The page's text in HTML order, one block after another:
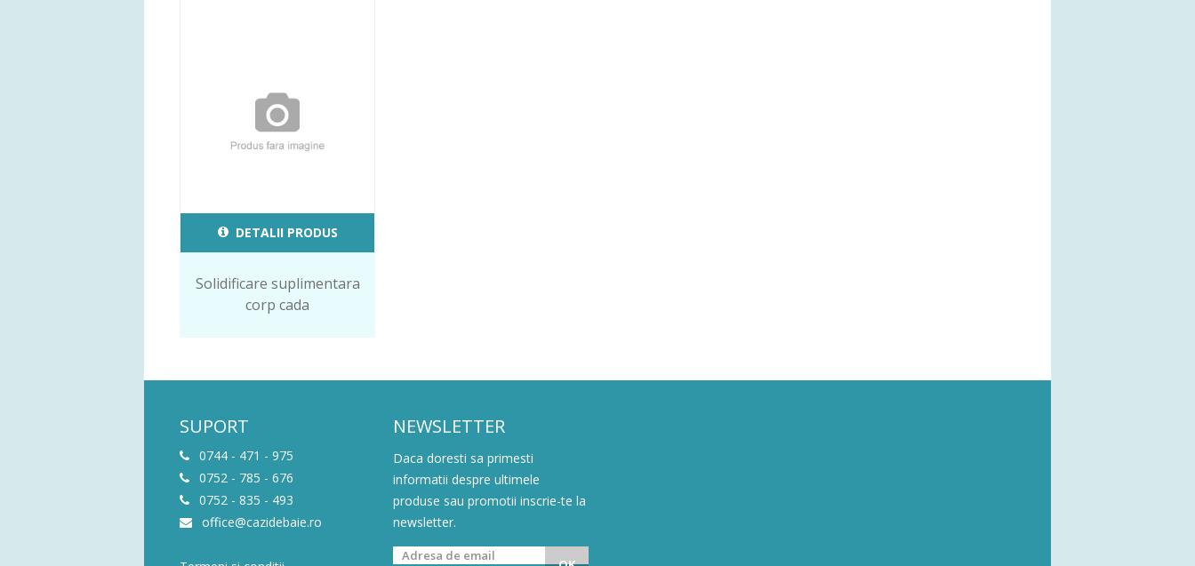
DETALII PRODUS
Solidificare suplimentara
corp cada
SUPORT
0744 - 471 - 975
0752 - 785 - 676
0752 - 835 - 493
office@cazidebaie.ro
NEWSLETTER
Daca doresti sa primesti
informatii despre ultimele
produse sau promotii inscrie-te la
newsletter.